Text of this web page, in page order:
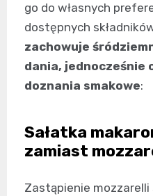
go do własnych
dostępnych
zachowuje
dania, jednocześnie
doznania smakowe:
Sałatka
zamiast
Zastąpienie